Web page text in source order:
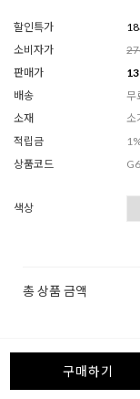
할인특가
소비자가
판매가
배송
무
소재
소
적립금
상품코드
색상
총 상품 금액
구매하기